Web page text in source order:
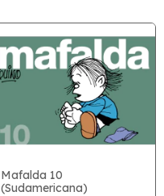
Mafalda 10
(Sudamericana)